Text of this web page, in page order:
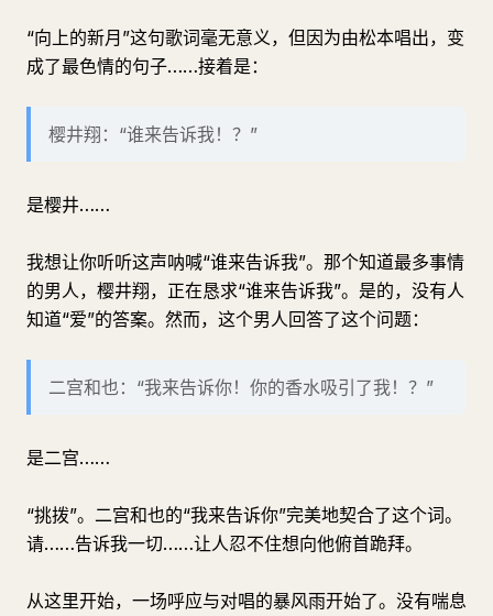
“向上的新月”这句歌词毫无意义，但因为由松本唱出，变
成了最色情的句子……接着是：
樱井翔：“谁来告诉我！？”
是樱井……
我想让你听听这声呐喊“谁来告诉我”。那个知道最多事情
的男人，樱井翔，正在恳求“谁来告诉我”。是的，没有人
知道“爱”的答案。然而，这个男人回答了这个问题：
二宫和也：“我来告诉你！你的香水吸引了我！？”
是二宫……
“挑拨”。二宫和也的“我来告诉你”完美地契合了这个词。
请……告诉我一切……让人忍不住想向他俯首跪拜。
从这里开始，一场呼应与对唱的暴风雨开始了。没有喘息